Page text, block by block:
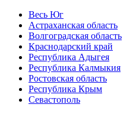
Весь Юг
Астраханская область
Волгоградская область
Краснодарский край
Республика Адыгея
Республика Калмыкия
Ростовская область
Республика Крым
Севастополь